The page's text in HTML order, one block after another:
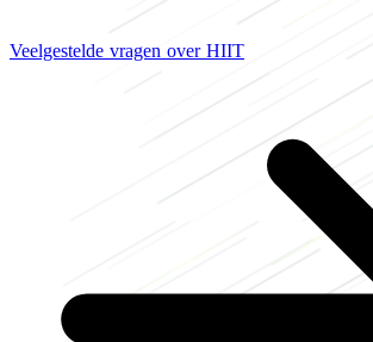
Veelgestelde vragen over HIIT